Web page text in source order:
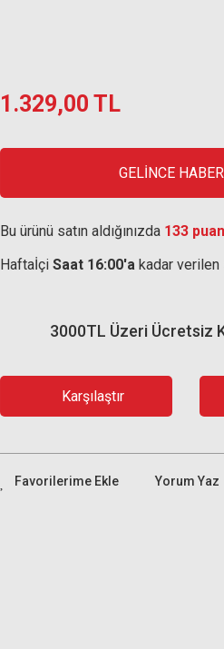
1.329,00 TL
GELİNCE
Bu ürünü satın aldığınızda 133 puan
Haftaİçi Saat 16:00'a kadar verilen
3000TL Üzeri Ücretsiz
Karşılaştır
Yorum Yaz